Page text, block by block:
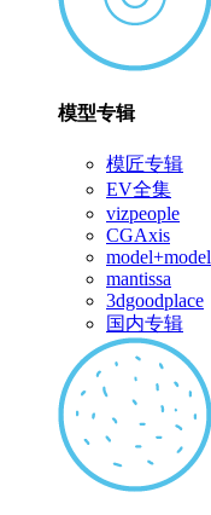
模型专辑
模匠专辑
EV全集
vizpeople
CGAxis
model+model
mantissa
3dgoodplace
国内专辑